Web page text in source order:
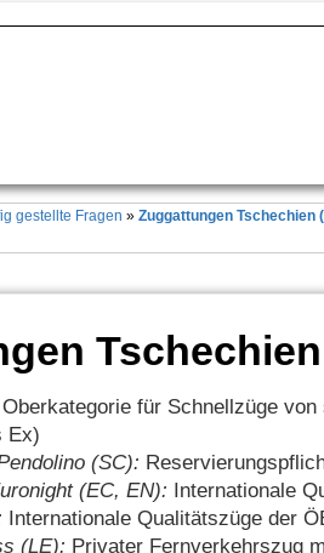
gestellte Fragen »Zuggattungen Tschechien
Oberkategorie für Schnellzüge
Ex)
(SC):
(EC, EN): Internationale
Internationale Qualitätszüge der
(LE): Privater Fernverkehrszug